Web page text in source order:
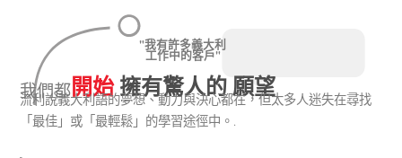
"我有許多義大利
工作中的客戶"
我們都 開始擁有驚人的 願望
流利說義大利語的夢想、動力與決心都在，但太多人迷失在尋找
「最佳」或「最輕鬆」的學習途徑中。.